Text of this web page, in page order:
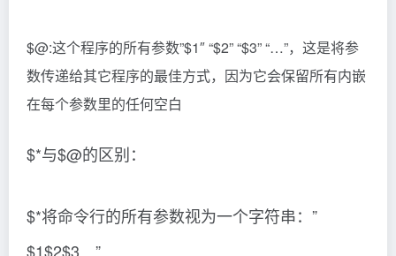
$@:这个程序的所有参数”$1″ “$2” “$3” “…”，这是将参
数传递给其它程序的最佳方式，因为它会保留所有内嵌
在每个参数里的任何空白
$*与$@的区别：
$*将命令行的所有参数视为一个字符串：”
$1$2$3…”